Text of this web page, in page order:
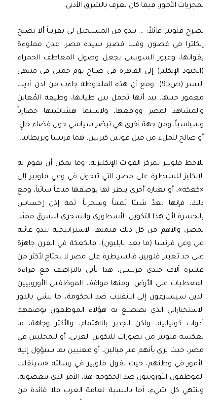
لمجريات الأمور، فيما كان يعرف بالشرق الأدنى.
يصرح فلوبير قائلاً: … يبدو من المستحيل لي تقريباً ألا تصبح
إنكلترا في غضون وقت قصير سيدة مصر. عدن مملوءة
بقواتها، وعبور السويس يجعل وصول المعاطف الحمراء
(الجنود الإنكليز) إلى القاهرة في صباح يوم جميل في منتهى
اليسر (ص95). ومع أن هذه الملحوظة جاءت من لدن أديب
مغمور حينها، بيد أنها تحمل بين طياتها، وظيفة المُعاين
والمشاهد لمصر وواقعها، ولاسيما هشاشتها حضارياً
وسياسياً، ومن جهة أخرى هي تبصّر سياسي حول فضاء خالٍ،
أو صالح للملء من قبل قوتين كبريين، هما فرنسا وبريطانيا.
يلاحظ فلوبير تمركز القوات الإنكليزية، وما يمكن أن يقوم به
الإنكليز للسيطرة على مصر، التي تتحول في وعي فلوبير إلى
«كعكة»، أو بعبارة أخرى ينظر لها بوصفها متاعاً سائباً، ومع
ذلك، فإنها تعدّ شيئا ثميناً وسحرياً. ثمة إذن إحساس
بالحسرة لأن هذا التكوين الأسطوري والسحري للشرق ممثلا
بمصر، والأهم من كل ذلك قيمتها الاستراتيجية تبدو غائبة
عن وعي فرنسا (ما بعد نابليون)، فالكعكة في الفرن جاهزة
على حد تعبير فلوبير، فالسيطرة على مصر لا تحتاج لأكثر من
عشرة آلاف جندي فرنسي، هذا يأتي بالتراصف مع قراءة
المعطيات على الأرض، ومنها مواقف الموظفين الأوروبيين
الذين سيسارعون إلى الانقلاب ضد الحكومة، ما يشي بالدور
الاستخباراتي الذي يضطلع به هؤلاء الموظفون بوصفهم
أدوات كونيالية، ولكن الجدير بالاهتمام، والأكثر وجاهة، ما
يعكسه فلوبير من تصورات للتكوين العربي، أو للمحليين في
مصر، حيث يرى بأنهم غير مبالين، أو معنيين بما ستؤول إليه
الأمور في وطنهم، حيث يقول فلوبير في رسالته «سينقلب
الموظفون الأوروبيون ضد الحكومة هنا، الأمر الذي يبغضونه،
وينتهي كل شيء، أما بالنسبة لعامة العرب فلا فائدة من